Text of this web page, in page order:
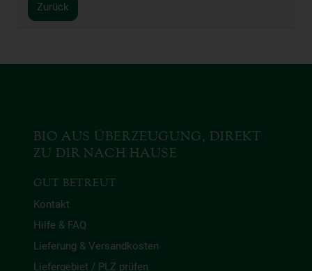
Zurück
BIO AUS ÜBERZEUGUNG, DIREKT
ZU DIR NACH HAUSE
GUT BETREUT
Kontakt
Hilfe & FAQ
Lieferung & Versandkosten
Liefergebiet / PLZ prüfen